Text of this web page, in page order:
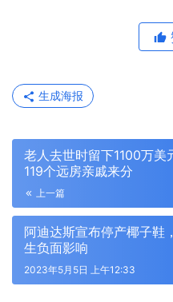
生成海报
老人去世时留下1100万
119个远房亲戚来分
上一篇
阿迪达斯宣布停产椰子鞋
生负面影响
2023年5月5日 上午12:33